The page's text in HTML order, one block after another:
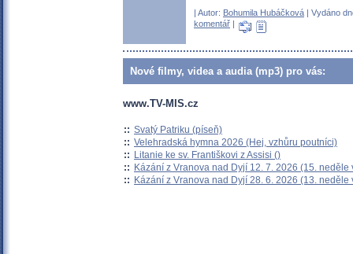
| Autor: Bohumila Hubáčková | Vydáno
komentář |
Nové filmy, videa a audia (mp3) pro vás:
www.TV-MIS.cz
:: Svatý Patriku (píseň)
:: Velehradská hymna 2026 (Hej, vzhůru poutníci)
:: Litanie ke sv. Františkovi z Assisi ()
:: Kázání z Vranova nad Dyjí 12. 7. 2026 (15. neděle
:: Kázání z Vranova nad Dyjí 28. 6. 2026 (13. neděle